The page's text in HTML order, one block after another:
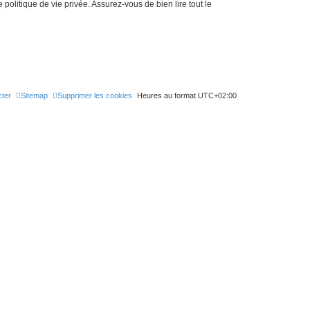
de vie privée. Assurez-vous de bien lire tout le
Heures au format UTC+02:00
Supprimer les cookies
Sitemap